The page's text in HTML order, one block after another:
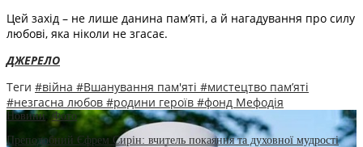
Цей захід – не лише данина пам’яті, а й нагадування про силу
любові, яка ніколи не згасає.
ДЖЕРЕЛО
Теги #війна #Вшанування пам'яті #мистецтво пам’яті
#незгасна любов #родини героїв #фонд Мефодія
Новини, Фото
Преподобний Єфрем Сирін: вчитель покаяння та духовної мудрості